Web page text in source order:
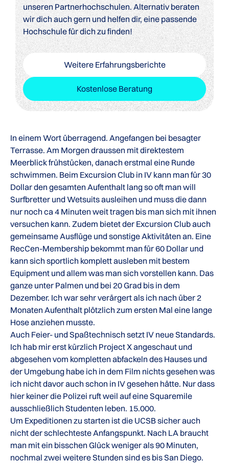
unseren Partnerhochschulen. Alternativ beraten
wir dich auch gern und helfen dir, eine passende
Hochschule für dich zu finden!
Weitere Erfahrungsberichte
Kostenlose Beratung
In einem Wort überragend. Angefangen bei besagter
Terrasse. Am Morgen draussen mit direktestem
Meerblick frühstücken, danach erstmal eine Runde
schwimmen. Beim Excursion Club in IV kann man für 30
Dollar den gesamten Aufenthalt lang so oft man will
Surfbretter und Wetsuits ausleihen und muss die dann
nur noch ca 4 Minuten weit tragen bis man sich mit ihnen
versuchen kann. Zudem bietet der Excursion Club auch
gemeinsame Ausflüge und sonstige Aktivitäten an. Eine
RecCen-Membership bekommt man für 60 Dollar und
kann sich sportlich komplett ausleben mit bestem
Equipment und allem was man sich vorstellen kann. Das
ganze unter Palmen und bei 20 Grad bis in dem
Dezember. Ich war sehr verärgert als ich nach über 2
Monaten Aufenthalt plötzlich zum ersten Mal eine lange
Hose anziehen musste.
Auch Feier- und Spaßtechnisch setzt IV neue Standards.
Ich hab mir erst kürzlich Project X angeschaut und
abgesehen vom kompletten abfackeln des Hauses und
der Umgebung habe ich in dem Film nichts gesehen was
ich nicht davor auch schon in IV gesehen hätte. Nur dass
hier keiner die Polizei ruft weil auf eine Squaremile
ausschließlich Studenten leben. 15.000.
Um Expeditionen zu starten ist die UCSB sicher auch
nicht der schlechteste Anfangspunkt. Nach LA braucht
man mit ein bisschen Glück weniger als 90 Minuten,
nochmal zwei weitere Stunden sind es bis San Diego.